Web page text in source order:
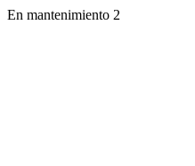
En mantenimiento 2